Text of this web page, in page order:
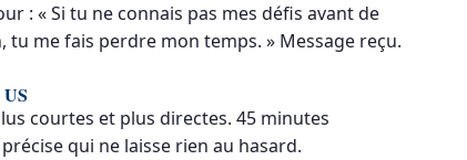
: « Si tu ne connais pas mes défis avant de
me fais perdre mon temps. » Message reçu.
courtes et plus directes. 45 minutes
qui ne laisse rien au hasard.